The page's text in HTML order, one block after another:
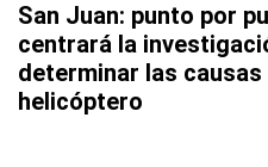
San Juan: punto por
centrará la
determinar las
helicóptero